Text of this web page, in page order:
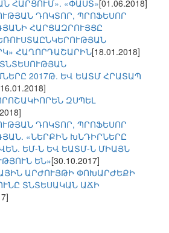
ՀԱՐՑՈՒՄ». «ՓԱՍՏ»[01.06.2018]
ԴՈԿՏՈՐ, ՊՐՈՖԵՍՈՐ
ՀԱՐՑԱԶՐՈՒՅՑԸ
ՀԱՂՈՐԴԱՇԱՐԻՆ[18.01.2018]
2017Թ. ԵՎ ԵԱՏՄ ՀՐԱՏԱՊ
ԶՍՊԵԼ
ԴՈԿՏՈՐ, ՊՐՈՖԵՍՈՐ
«ՆԵՐՔԻՆ ԽՆԴԻՐՆԵՐԸ
ԵՄ-Ն ԵՎ ԵԱՏՄ-Ն ՄԻԱՅՆ
ԵՆ»[30.10.2017]
ԱՐԺՈՒՅԹԻ ՓՈԽԱՐԺԵՔԻ
ՏՆՏԵՍԱԿԱՆ ԱՃԻ